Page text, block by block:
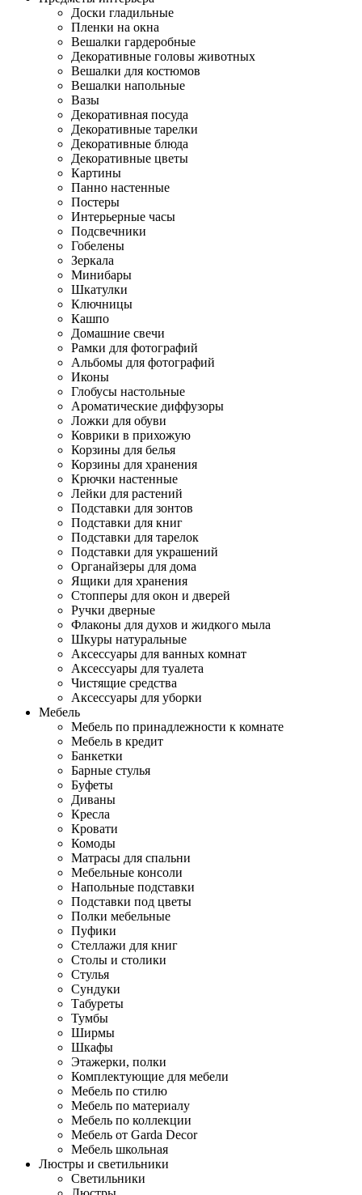
Доски гладильные
Пленки на окна
Вешалки гардеробные
Декоративные головы животных
Вешалки для костюмов
Вешалки напольные
Вазы
Декоративная посуда
Декоративные тарелки
Декоративные блюда
Декоративные цветы
Картины
Панно настенные
Постеры
Интерьерные часы
Подсвечники
Гобелены
Зеркала
Минибары
Шкатулки
Ключницы
Кашпо
Домашние свечи
Рамки для фотографий
Альбомы для фотографий
Иконы
Глобусы настольные
Ароматические диффузоры
Ложки для обуви
Коврики в прихожую
Корзины для белья
Корзины для хранения
Крючки настенные
Лейки для растений
Подставки для зонтов
Подставки для книг
Подставки для тарелок
Подставки для украшений
Органайзеры для дома
Ящики для хранения
Стопперы для окон и дверей
Ручки дверные
Флаконы для духов и жидкого мыла
Шкуры натуральные
Аксессуары для ванных комнат
Аксессуары для туалета
Чистящие средства
Аксессуары для уборки
Мебель
Мебель по принадлежности к комнате
Мебель в кредит
Банкетки
Барные стулья
Буфеты
Диваны
Кресла
Кровати
Комоды
Матрасы для спальни
Мебельные консоли
Напольные подставки
Подставки под цветы
Полки мебельные
Пуфики
Стеллажи для книг
Столы и столики
Стулья
Сундуки
Табуреты
Тумбы
Ширмы
Шкафы
Этажерки, полки
Комплектующие для мебели
Мебель по стилю
Мебель по материалу
Мебель по коллекции
Мебель от Garda Decor
Мебель школьная
Люстры и светильники
Светильники